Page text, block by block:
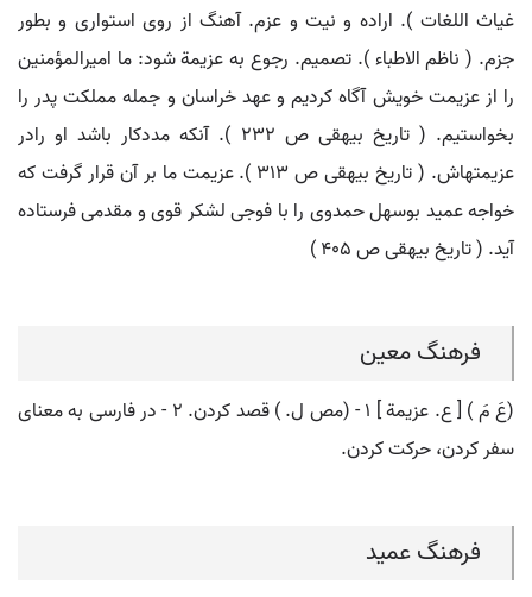
غیاث اللغات ). اراده و نیت و عزم. آهنگ از روی استواری و بطور
جزم. ( ناظم الاطباء ). تصمیم. رجوع به عزیمة شود: ما امیرالمؤمنین
را از عزیمت خویش آگاه کردیم و عهد خراسان و جمله مملکت پدر را
بخواستیم. ( تاریخ بیهقی ص 232 ). آنکه مددکار باشد او رادر
عزیمتهاش. ( تاریخ بیهقی ص 313 ). عزیمت ما بر آن قرار گرفت که
خواجه عمید بوسهل حمدوی را با فوجی لشکر قوی و مقدمی فرستاده
آید. ( تاریخ بیهقی ص 405 )
فرهنگ معین
(عَ مَ ) [ ع. عزیمة ] ۱ - (مص ل. ) قصد کردن. ۲ - در فارسی به معنای
سفر کردن، حرکت کردن.
فرهنگ عمید